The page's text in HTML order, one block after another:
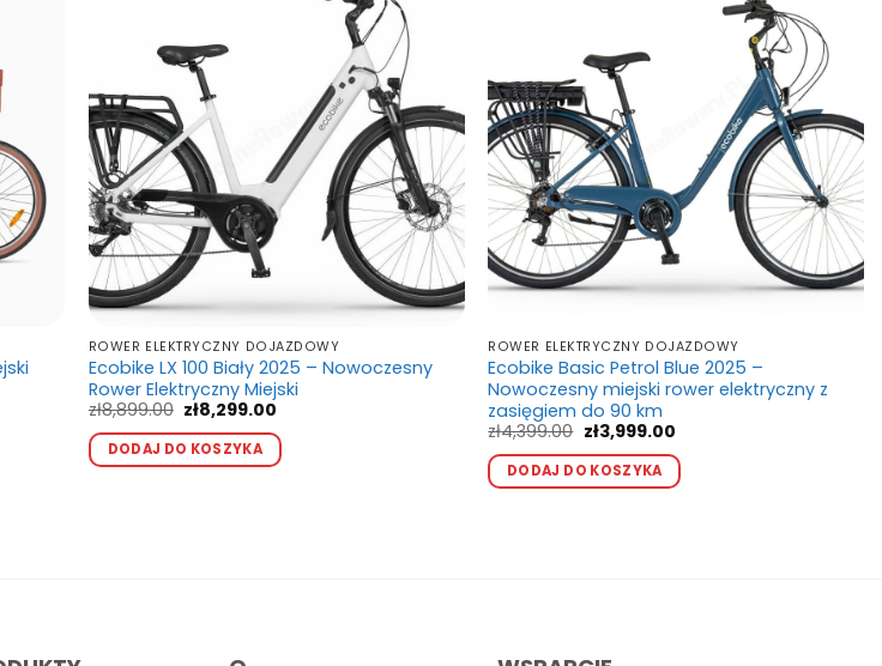
ROWER ELEKTRYCZNY DOJAZDOWY
Ecobike LX 100 Biały 2025 – Nowoczesny
Rower Elektryczny Miejski
zł8,899.00 Pierwotna
cena
wynosiła:
zł8,899.00.
zł8,299.00
wynosi:
zł8,299.00.
DODAJ DO KOSZYKA
ROWER ELEKTRYCZNY DOJAZDOWY
Ecobike Basic Petrol Blue 2025 –
Nowoczesny miejski rower elektryczny z
zasięgiem do 90 km
zł4,399.00 Pierwotna
cena
wynosiła:
zł4,399.00.
zł3,999.00Aktualna
wynosi:
zł3,999.00.
DODAJ DO KOSZYKA